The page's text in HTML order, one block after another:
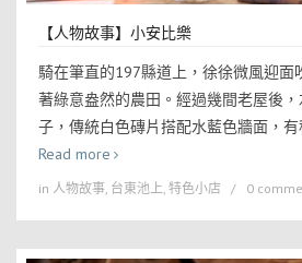
【人物故事】小安比樂
騎在筆直的197縣道上，徐徐微風迎面
著綠意盎然的農田。經過幾間老屋後
子，傳統白色磚片搭配水藍色牆面，
Read more
in 人物故事, 台東池上, 特色小店 0